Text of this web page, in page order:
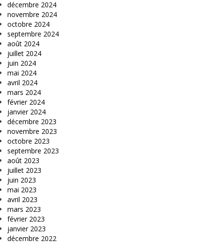
décembre 2024
novembre 2024
octobre 2024
septembre 2024
août 2024
juillet 2024
juin 2024
mai 2024
avril 2024
mars 2024
février 2024
janvier 2024
décembre 2023
novembre 2023
octobre 2023
septembre 2023
août 2023
juillet 2023
juin 2023
mai 2023
avril 2023
mars 2023
février 2023
janvier 2023
décembre 2022